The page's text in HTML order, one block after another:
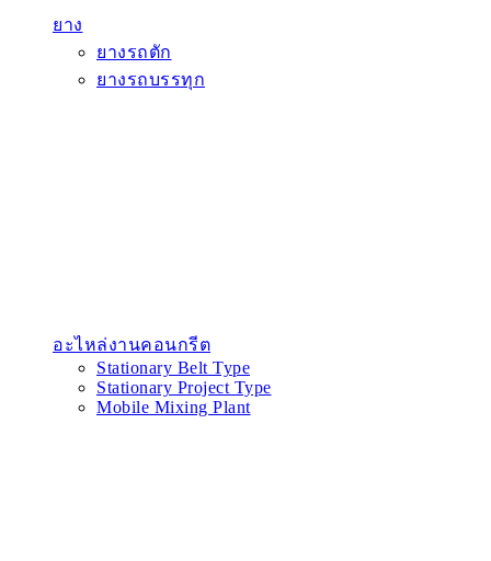
ยาง
ยางรถตัก
ยางรถบรรทุก
อะไหล่งานคอนกรีต
Stationary Belt Type
Stationary Project Type
Mobile Mixing Plant